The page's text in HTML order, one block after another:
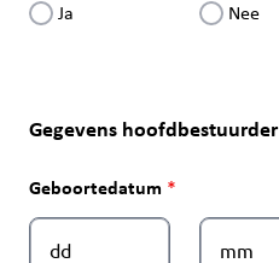
Ja Nee
Gegevens hoofdbestuurder
Geboortedatum